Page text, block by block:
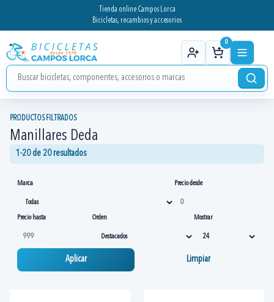
Tienda online Campos Lorca
Bicicletas, recambios y accesorios
0
PRODUCTOS FILTRADOS
Manillares Deda
1-20 de 20 resultados
Marca Precio desde
Precio hasta Orden Mostrar
Aplicar Limpiar